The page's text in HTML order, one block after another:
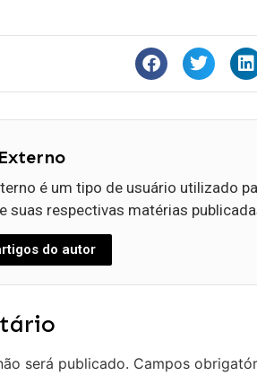
é um tipo de usuário utilizado
suas respectivas matérias
do autor
será publicado. Campos